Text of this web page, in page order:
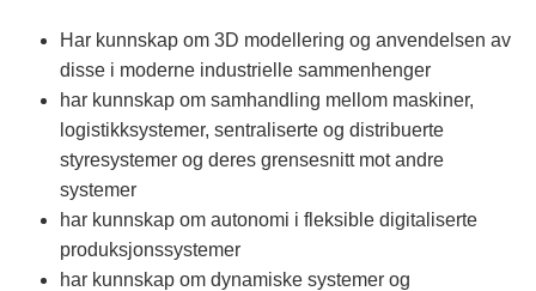
Har kunnskap om 3D modellering og anvendelsen av
disse i moderne industrielle sammenhenger
har kunnskap om samhandling mellom maskiner,
logistikksystemer, sentraliserte og distribuerte
styresystemer og deres grensesnitt mot andre
systemer
har kunnskap om autonomi i fleksible digitaliserte
produksjonssystemer
har kunnskap om dynamiske systemer og